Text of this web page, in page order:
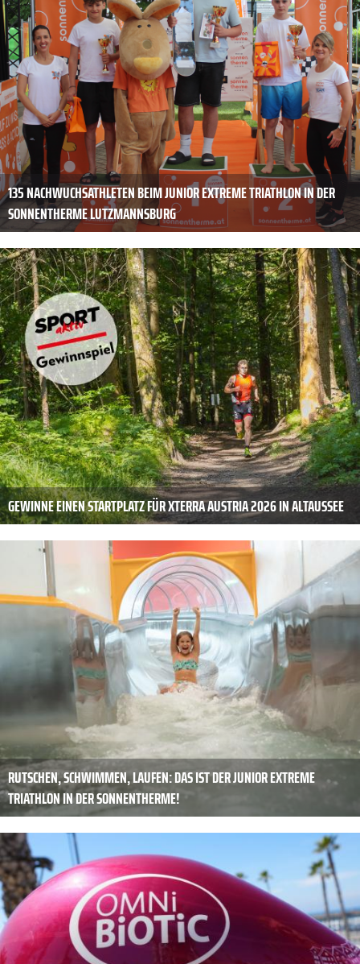
135 NACHWUCHSATHLETEN BEIM JUNIOR EXTREME TRIATHLON IN DER
SONNENTHERME LUTZMANNSBURG
GEWINNE EINEN STARTPLATZ FÜR XTERRA AUSTRIA 2026 IN ALTAUSSEE
RUTSCHEN, SCHWIMMEN, LAUFEN: DAS IST DER JUNIOR EXTREME
TRIATHLON IN DER SONNENTHERME!